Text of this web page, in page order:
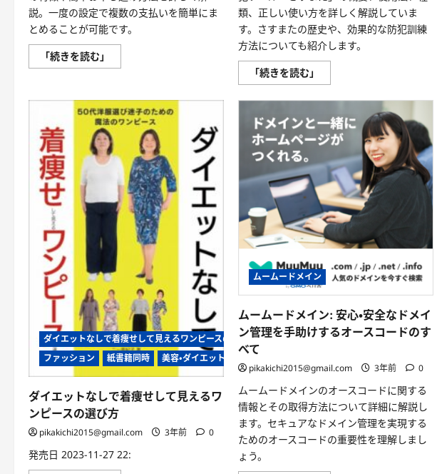
に
つ
い
て
さ
ら
に
む
説。一度の設定で複数の支払いを簡単にま
とめることが可能です。
「続きを読む」
ー
メ
イ
ン
お
さ
い
ぽ！
済
サ
ー
ビ
ス-
あ
た
の
支
払
い
を
簡
単・
便
利
に
に
つ
て
さ
ら
読
類、正しい使い方を詳しく解説していま
す。さすまたの歴史や、効果的な防犯訓練
方法についても紹介します。
「続きを読む」
す
た：
犯
の
最
線
で
活
躍
す
る
伝
統
的
ツ
ー
ル
に
つ
て
さ
ら
に
ダイエットなしで着痩せして見えるワンピースの選び方
ファッション
紙書籍同時 美容・ダイエット・健康
ダイエットなしで着痩せして見えるワ
ンピースの選び方
pikakichi2015@gmail.com 3年前 0
発売日 2023-11-27 22:
ムームードメイン
ムームードメイン: 安心・安全なドメイ
ン管理を手助けするオースコードのす
べて
pikakichi2015@gmail.com 3年前 0
ムームードメインのオースコードに関する
情報とその取得方法について詳細に解説し
ます。セキュアなドメイン管理を実現する
ためのオースコードの重要性を理解しまし
ょう。